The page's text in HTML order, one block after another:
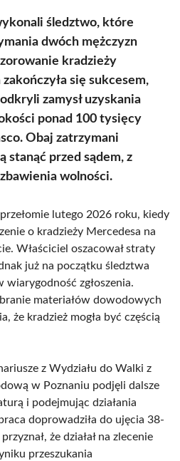
śledztwo, które
dwóch mężczyzn
kradzieży
się sukcesem,
zamysł uzyskania
ponad 100 tysięcy
Obaj zatrzymani
stanąć przed sądem, z
wolności.
lutego 2026 roku, kiedy
o kradzieży Mercedesa na
Właściciel oszacował straty
już na początku śledztwa
zgłoszenia.
materiałów dowodowych
że kradzież mogła być częścią
z Wydziału do Walki z
w Poznaniu podjęli dalsze
i podejmując działania
doprowadziła do ujęcia 38-
że działał na zlecenie
przeszukania